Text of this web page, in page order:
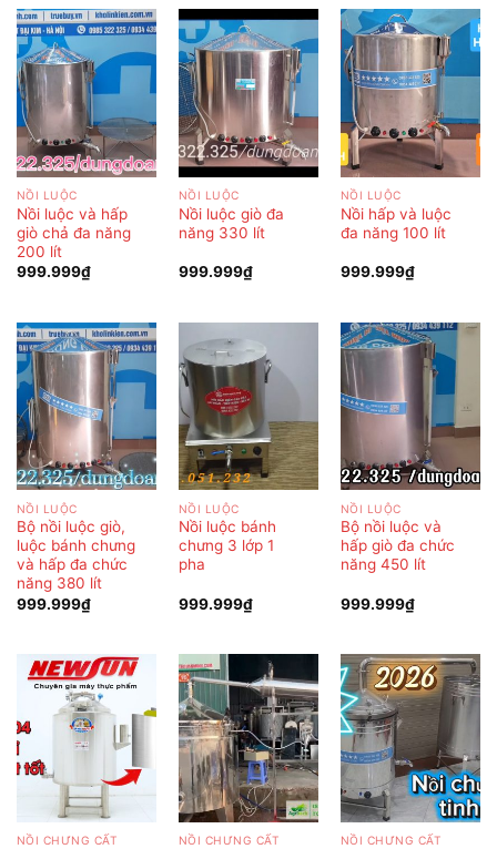
NỒI LUỘC
Nồi luộc và hấp
giò chả đa năng
200 lít
999.999₫
NỒI LUỘC
Nồi luộc giò đa
năng 330 lít
999.999₫
NỒI LUỘC
Nồi hấp và luộc
đa năng 100 lít
999.999₫
NỒI LUỘC
Bộ nồi luộc giò,
luộc bánh chưng
và hấp đa chức
năng 380 lít
999.999₫
NỒI LUỘC
Nồi luộc bánh
chưng 3 lớp 1
pha
999.999₫
NỒI LUỘC
Bộ nồi luộc và
hấp giò đa chức
năng 450 lít
999.999₫
NỒI CHƯNG CẤT NỒI CHƯNG CẤT NỒI CHƯNG CẤT